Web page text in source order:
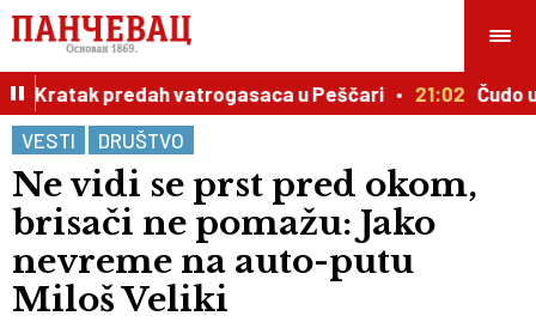
Kratak predah vatrogasaca u Peščari 21:02 Čudo u
VESTI
DRUŠTVO
Ne vidi se prst pred okom,
brisači ne pomažu: Jako
nevreme na auto-putu
Miloš Veliki